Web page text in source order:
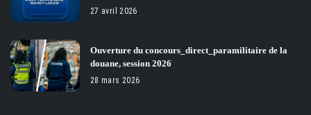
27 avril 2026
Ouverture du concours_direct_paramilitaire de la
douane, session 2026
28 mars 2026